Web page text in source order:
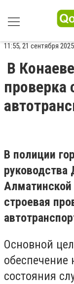
11:55, 21 сентября 2025
В
проверка
В полиции
руководства
Алматинской
строевая
Основной
обеспечение
состояния